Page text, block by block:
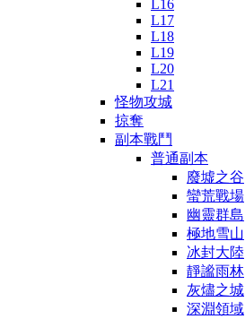
L16
L17
L18
L19
L20
L21
怪物攻城
掠奪
副本戰鬥
普通副本
廢墟之谷
蠻荒戰場
幽靈群島
極地雪山
冰封大陸
靜謐雨林
灰燼之城
深淵領域